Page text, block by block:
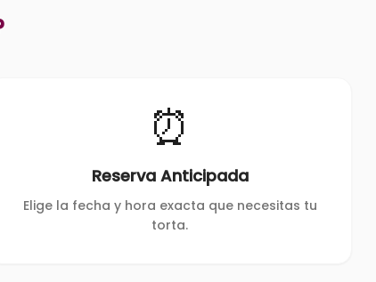
⏰
Reserva Anticipada
Elige la fecha y hora exacta que necesitas tu
torta.